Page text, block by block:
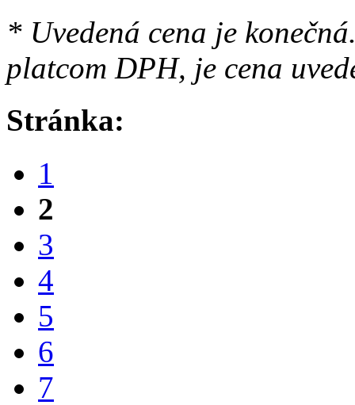
* Uvedená cena je
platcom DPH, je cena
Stránka:
1
2
3
4
5
6
7